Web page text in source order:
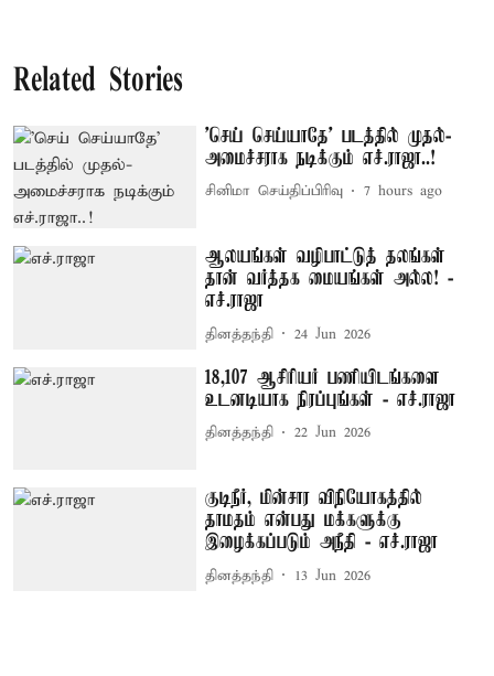
Related Stories
'செய் செய்யாதே' படத்தில் முதல்-
அமைச்சராக நடிக்கும் எச்.ராஜா..!
சினிமா செய்திப்பிரிவு 7 hours ago
ஆலயங்கள் வழிபாட்டுத் தலங்கள்
தான் வர்த்தக மையங்கள் அல்ல! -
எச்.ராஜா
தினத்தந்தி 24 Jun 2026
18,107 ஆசிரியர் பணியிடங்களை
உடனடியாக நிரப்புங்கள் - எச்.ராஜா
தினத்தந்தி 22 Jun 2026
குடிநீர், மின்சார விநியோகத்தில்
தாமதம் என்பது மக்களுக்கு
இழைக்கப்படும் அநீதி - எச்.ராஜா
தினத்தந்தி 13 Jun 2026